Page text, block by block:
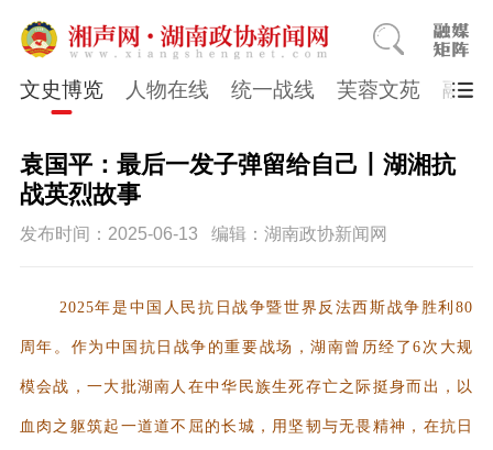
文史博览 人物在线 统一战线 芙蓉文苑 融媒
袁国平：最后一发子弹留给自己丨湖湘抗
战英烈故事
发布时间：2025-06-13 编辑：湖南政协新闻网
2025年是中国人民抗日战争暨世界反法西斯战争胜利80
周年。作为中国抗日战争的重要战场，湖南曾历经了6次大规
模会战，一大批湖南人在中华民族生死存亡之际挺身而出，以
血肉之躯筑起一道道不屈的长城，用坚韧与无畏精神，在抗日